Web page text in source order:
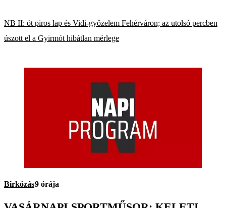
NB II: öt piros lap és Vidi-győzelem Fehérváron; az utolsó percben
úszott el a Gyirmót hibátlan mérlege
Birkózás9 órája